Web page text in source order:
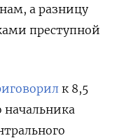
а разницу
преступной
к 8,5